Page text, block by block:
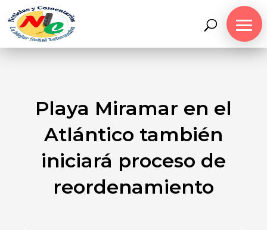
Playa Miramar en el
Atlántico también
iniciará proceso de
reordenamiento